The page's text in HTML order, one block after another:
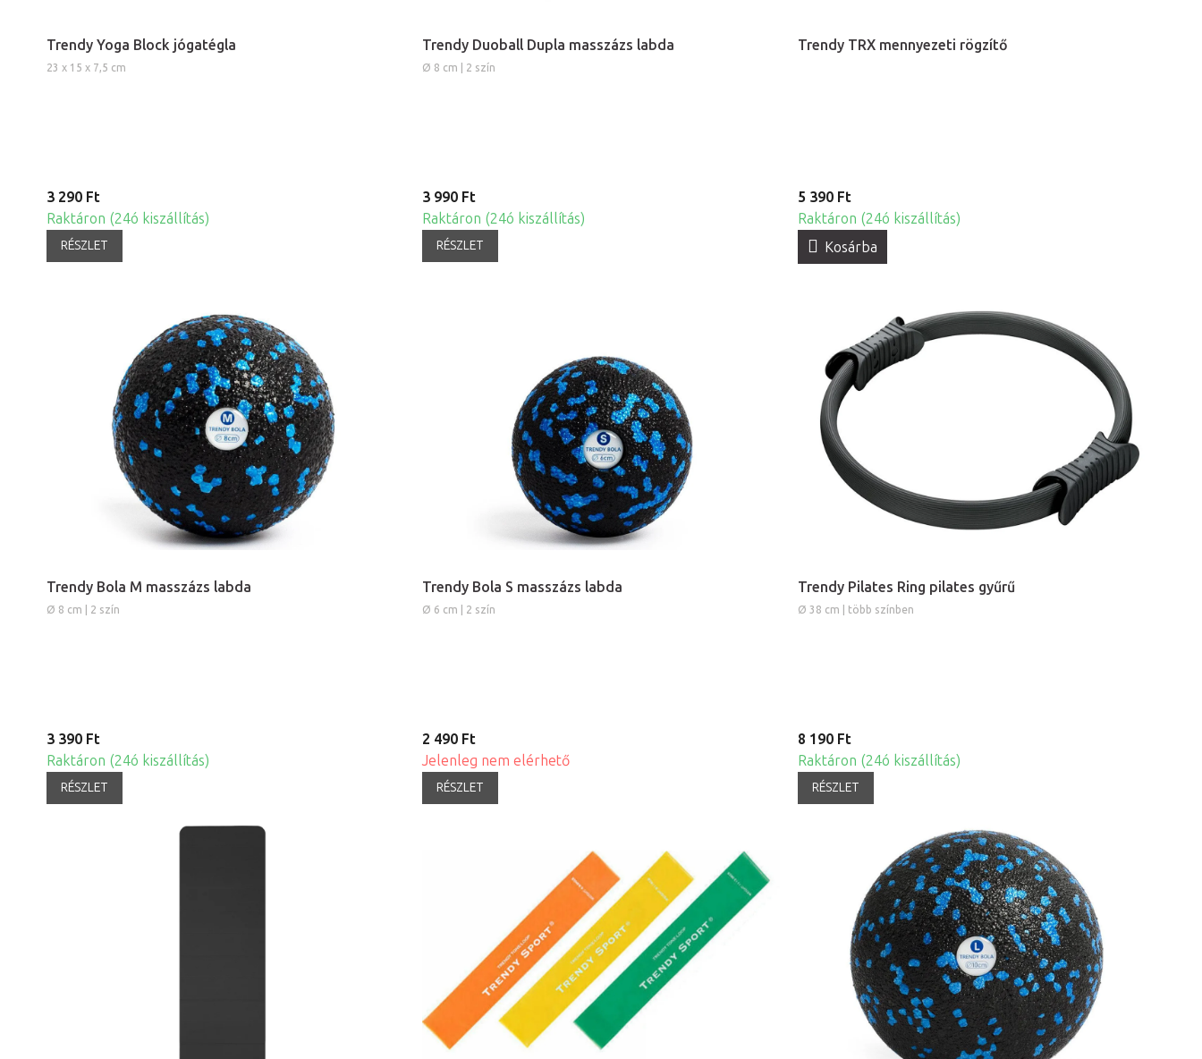
Trendy Yoga Block jógatégla
23 x 15 x 7,5 cm
3 290 Ft
Raktáron (24ó kiszállítás)
RÉSZLET
Trendy Duoball Dupla masszázs labda
Ø 8 cm | 2 szín
3 990 Ft
Raktáron (24ó kiszállítás)
RÉSZLET
Trendy TRX mennyezeti rögzítő
5 390 Ft
Raktáron (24ó kiszállítás)
Kosárba
Trendy Bola M masszázs labda
Ø 8 cm | 2 szín
3 390 Ft
Raktáron (24ó kiszállítás)
RÉSZLET
Trendy Bola S masszázs labda
Ø 6 cm | 2 szín
2 490 Ft
Jelenleg nem elérhető
RÉSZLET
Trendy Pilates Ring pilates gyűrű
Ø 38 cm | több színben
8 190 Ft
Raktáron (24ó kiszállítás)
RÉSZLET